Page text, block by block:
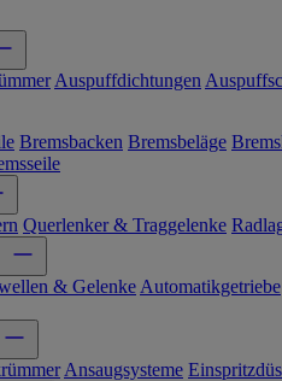
Auspuffdichtungen
Bremsbacken Bremsbeläge
Querlenker & Traggelenke
& Gelenke Automatikgetriebe
Ansaugsysteme